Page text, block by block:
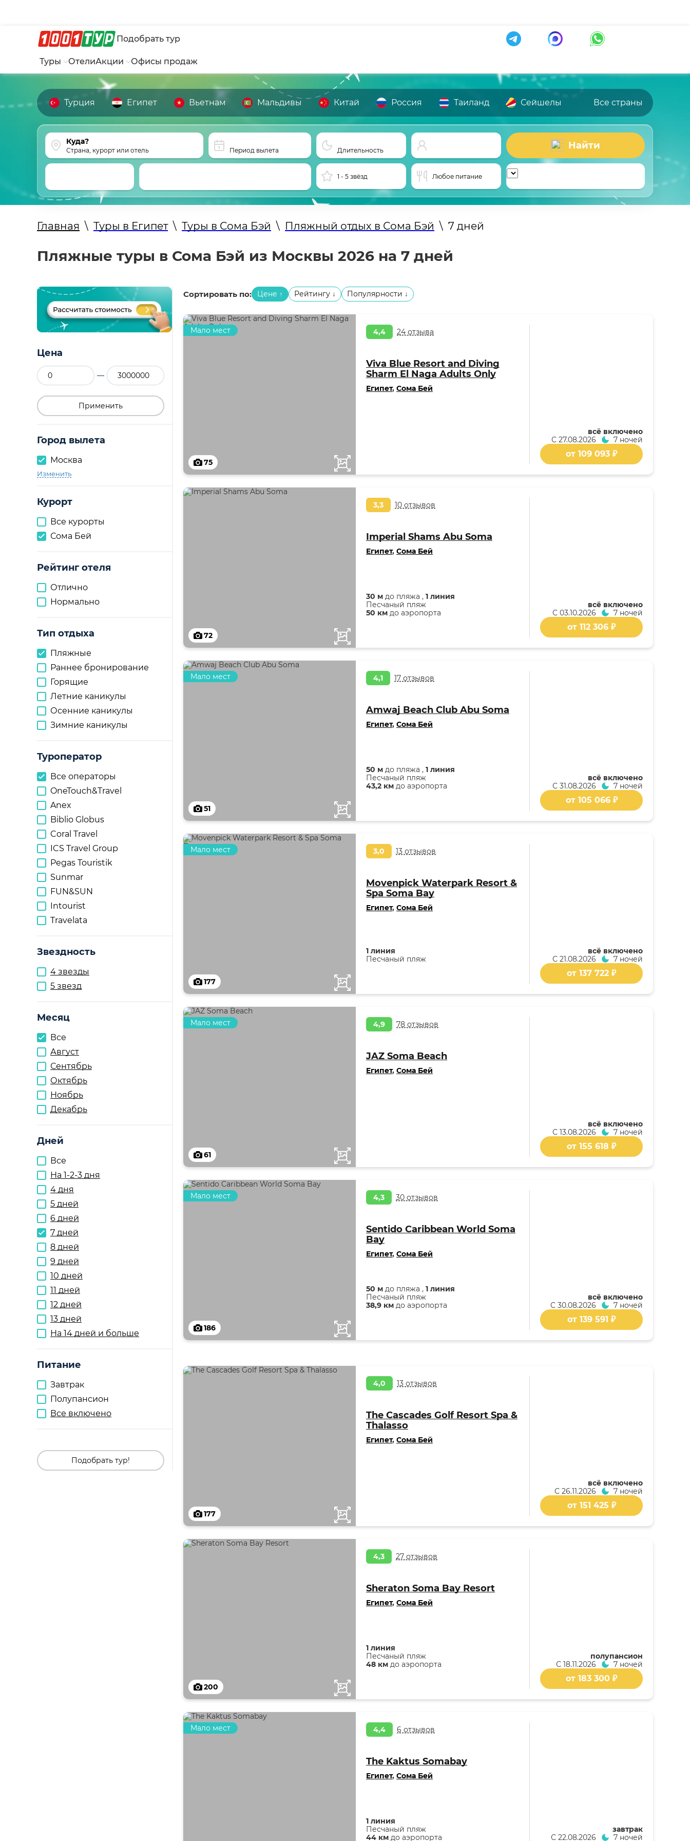
Подобрать тур
Туры ОтелиАкции Офисы продаж
Турция Египет Вьетнам Мальдивы Китай Россия Таиланд Сейшелы Все страны
Страна, курорт или отель Период вылета Длительность Найти
1 - 5 звёзд Любое питание
Главная \ Туры в Египет \ Туры в Сома Бэй \ Пляжный отдых в Сома Бэй \ 7 дней
Пляжные туры в Сома Бэй из Москвы 2026 на 7 дней
Цена
—
Применить
Город вылета
Москва
Изменить
Курорт
Все курорты
Сома Бей
Рейтинг отеля
Отлично
Нормально
Тип отдыха
Пляжные
Раннее бронирование
Горящие
Летние каникулы
Осенние каникулы
Зимние каникулы
Туроператор
Все операторы
OneTouch&Travel
Anex
Biblio Globus
Coral Travel
ICS Travel Group
Pegas Touristik
Sunmar
FUN&SUN
Intourist
Travelata
Звездность
4 звезды
5 звезд
Месяц
Все
Август
Сентябрь
Октябрь
Ноябрь
Декабрь
Дней
Все
На 1-2-3 дня
4 дня
5 дней
6 дней
7 дней
8 дней
9 дней
10 дней
11 дней
12 дней
13 дней
На 14 дней и больше
Питание
Завтрак
Полупансион
Все включено
Подобрать тур!
Сортировать по: Цене ↑ Рейтингу ↓ Популярности ↓
75
Мало мест 4,4 24 отзыва
Viva Blue Resort and Diving
Sharm El Naga Adults Only
Египет, Сома Бей
всё включено
С 27.08.2026 7 ночей
от 109 093 ₽
72
3,3 10 отзывов
Imperial Shams Abu Soma
Египет, Сома Бей
30 м до пляжа , 1 линия
Песчаный пляж
50 км до аэропорта
всё включено
С 03.10.2026 7 ночей
от 112 306 ₽
51
Мало мест 4,1 17 отзывов
Amwaj Beach Club Abu Soma
Египет, Сома Бей
50 м до пляжа , 1 линия
Песчаный пляж
43,2 км до аэропорта
всё включено
С 31.08.2026 7 ночей
от 105 066 ₽
177
Мало мест 3,0 13 отзывов
Movenpick Waterpark Resort &
Spa Soma Bay
Египет, Сома Бей
1 линия
Песчаный пляж
всё включено
С 21.08.2026 7 ночей
от 137 722 ₽
61
Мало мест 4,9 78 отзывов
JAZ Soma Beach
Египет, Сома Бей
всё включено
С 13.08.2026 7 ночей
от 155 618 ₽
186
Мало мест 4,3 30 отзывов
Sentido Caribbean World Soma
Bay
Египет, Сома Бей
50 м до пляжа , 1 линия
Песчаный пляж
38,9 км до аэропорта
всё включено
С 30.08.2026 7 ночей
от 139 591 ₽
177
4,0 13 отзывов
The Cascades Golf Resort Spa &
Thalasso
Египет, Сома Бей
всё включено
С 26.11.2026 7 ночей
от 151 425 ₽
200
4,3 27 отзывов
Sheraton Soma Bay Resort
Египет, Сома Бей
1 линия
Песчаный пляж
48 км до аэропорта
полупансион
С 18.11.2026 7 ночей
от 183 300 ₽
Мало мест 4,4 6 отзывов
The Kaktus Somabay
Египет, Сома Бей
1 линия
Песчаный пляж
44 км до аэропорта
завтрак
С 22.08.2026 7 ночей